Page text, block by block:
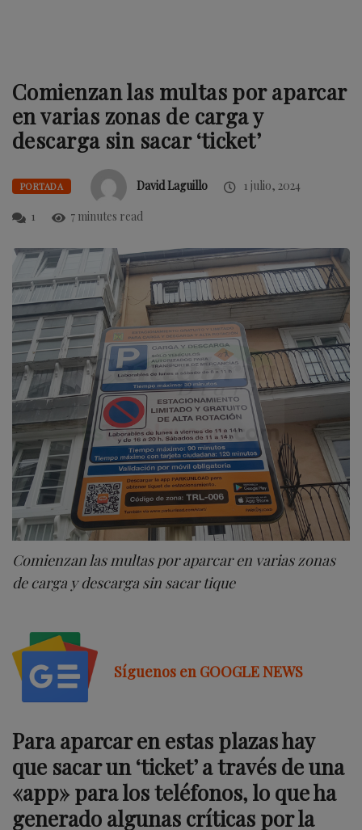
Comienzan las multas por aparcar
en varias zonas de carga y
descarga sin sacar ‘ticket’
PORTADA David Laguillo
1 julio, 2024
1
7 minutes read
Comienzan las multas por aparcar en varias zonas
de carga y descarga sin sacar tique
Síguenos en GOOGLE NEWS
Para aparcar en estas plazas hay
que sacar un ‘ticket’ a través de una
«app» para los teléfonos, lo que ha
generado algunas críticas por la